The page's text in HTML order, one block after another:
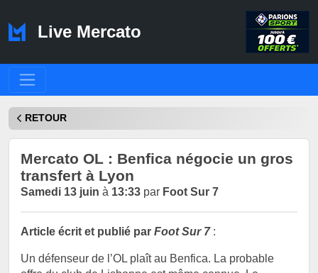
Live Mercato
RETOUR
Mercato OL : Benfica négocie un gros
transfert à Lyon
Samedi 13 juin à 13:33 par Foot Sur 7
Article écrit et publié par Foot Sur 7:
Un défenseur de l’OL plaît au Benfica. La probable